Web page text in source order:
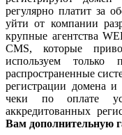
регулярно платит за
уйти от компании
крупные агентства
CMS, которые
используем только
распространенные
регистрации домена
чеки по оплате
аккредитованных
Вам дополнительную